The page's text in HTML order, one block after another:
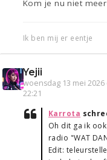
Kom je nu niet
Ik ben mij er eentje
Yejii
woensdag 13 mei 2026
22:21
Karrota
Oh dit ga ik
radio "WAT
Edit: